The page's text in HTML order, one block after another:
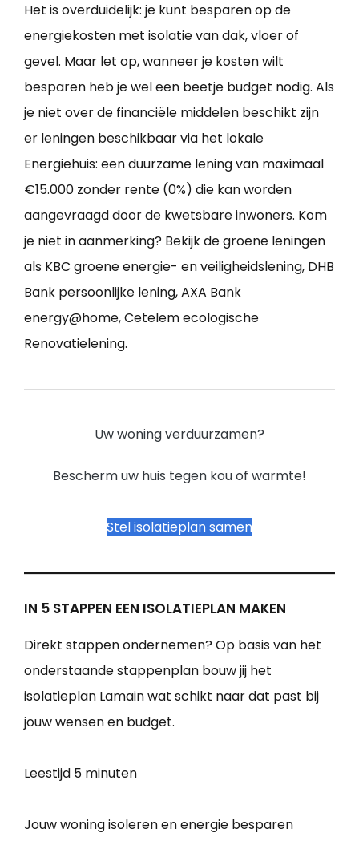
Het is overduidelijk: je kunt besparen op de
energiekosten met isolatie van dak, vloer of
gevel. Maar let op, wanneer je kosten wilt
besparen heb je wel een beetje budget nodig. Als
je niet over de financiële middelen beschikt zijn
er leningen beschikbaar via het lokale
Energiehuis: een duurzame lening van maximaal
€15.000 zonder rente (0%) die kan worden
aangevraagd door de kwetsbare inwoners. Kom
je niet in aanmerking? Bekijk de groene leningen
als KBC groene energie- en veiligheidslening, DHB
Bank persoonlijke lening, AXA Bank
energy@home, Cetelem ecologische
Renovatielening.
Uw woning verduurzamen?
Bescherm uw huis tegen kou of warmte!
Stel isolatieplan samen
IN 5 STAPPEN EEN ISOLATIEPLAN MAKEN
Direkt stappen ondernemen? Op basis van het
onderstaande stappenplan bouw jij het
isolatieplan Lamain wat schikt naar dat past bij
jouw wensen en budget.
Leestijd 5 minuten
Jouw woning isoleren en energie besparen